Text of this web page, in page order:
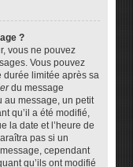
?
vous ne pouvez
Vous pouvez
durée limitée après sa
du message
au message, un petit
qu’il a été modifié,
la date et l’heure de
pas si un
cependant
qu’ils ont modifié